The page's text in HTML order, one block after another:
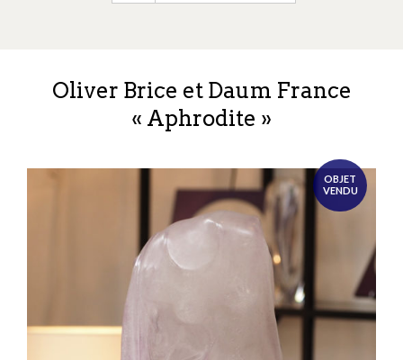
Oliver Brice et Daum France
« Aphrodite »
OBJET
VENDU